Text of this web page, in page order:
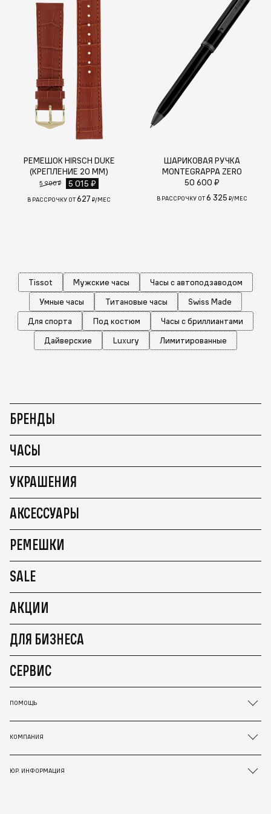
РЕМЕШОК HIRSCH DUKE
(КРЕПЛЕНИЕ 20 ММ)
5 900 ₽ 5 015 ₽
В РАССРОЧКУ ОТ627 ₽/МЕС
ШАРИКОВАЯ РУЧКА
MONTEGRAPPA ZERO
50 600 ₽
В РАССРОЧКУ ОТ6 325 ₽/МЕС
Tissot Мужские часы
Часы с автоподзаводом
Умные часы
Титановые часы
Swiss Made
Для спорта
Под костюм
Часы с бриллиантами
Дайверские
Luxury Лимитированные
БРЕНДЫ
ЧАСЫ
УКРАШЕНИЯ
АКСЕССУАРЫ
РЕМЕШКИ
SALE
АКЦИИ
ДЛЯ БИЗНЕСА
СЕРВИС
ПОМОЩЬ
КОМПАНИЯ
ЮР. ИНФОРМАЦИЯ